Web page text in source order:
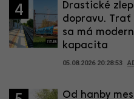
4
Drastické
dopravu. Trať
sa má
kapacita
05.08.2026 20:28:53
Od hanby